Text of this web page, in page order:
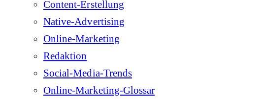
Content-Erstellung
Native-Advertising
Online-Marketing
Redaktion
Social-Media-Trends
Online-Marketing-Glossar